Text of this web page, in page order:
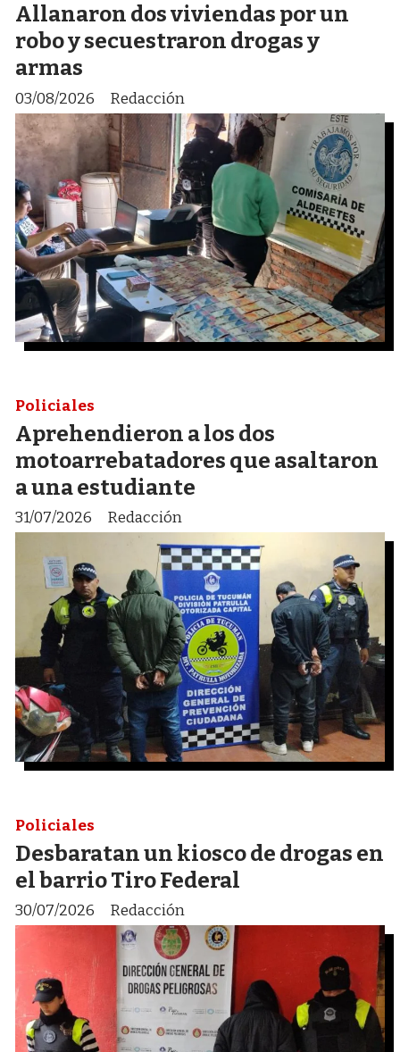
Allanaron dos viviendas por un
robo y secuestraron drogas y
armas
Redacción
03/08/2026
Aprehendieron a los dos
motoarrebatadores que asaltaron
a una estudiante
Redacción
Policiales
31/07/2026
Desbaratan un kiosco de drogas en
el barrio Tiro Federal
Redacción
Policiales
30/07/2026